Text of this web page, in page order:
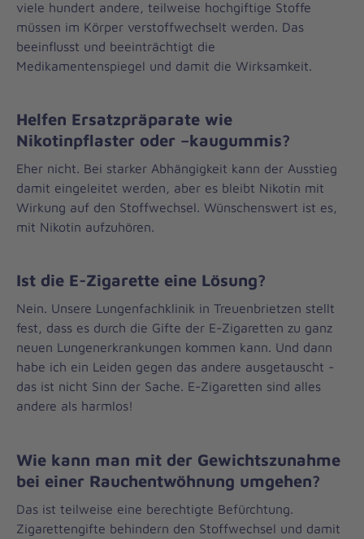
viele hundert andere, teilweise hochgiftige Stoffe
müssen im Körper verstoffwechselt werden. Das
beeinflusst und beeinträchtigt die
Medikamentenspiegel und damit die Wirksamkeit.
Helfen Ersatzpräparate wie
Nikotinpflaster oder –kaugummis?
Eher nicht. Bei starker Abhängigkeit kann der Ausstieg
damit eingeleitet werden, aber es bleibt Nikotin mit
Wirkung auf den Stoffwechsel. Wünschenswert ist es,
mit Nikotin aufzuhören.
Ist die E-Zigarette eine Lösung?
Nein. Unsere Lungenfachklinik in Treuenbrietzen stellt
fest, dass es durch die Gifte der E-Zigaretten zu ganz
neuen Lungenerkrankungen kommen kann. Und dann
habe ich ein Leiden gegen das andere ausgetauscht -
das ist nicht Sinn der Sache. E-Zigaretten sind alles
andere als harmlos!
Wie kann man mit der Gewichtszunahme
bei einer Rauchentwöhnung umgehen?
Das ist teilweise eine berechtigte Befürchtung.
Zigarettengifte behindern den Stoffwechsel und damit